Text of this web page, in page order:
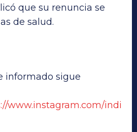
que su renuncia se
de salud.
informado sigue
www.instagram.com/indi